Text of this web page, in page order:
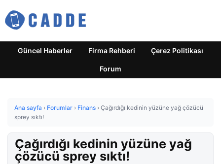
Güncel Haberler Firma Rehberi Çerez Politikası
Forum
Ana sayfa › Forumlar › Finans › Çağırdığı kedinin yüzüne yağ çözücü
sprey sıktı!
Çağırdığı kedinin yüzüne yağ
çözücü sprey sıktı!